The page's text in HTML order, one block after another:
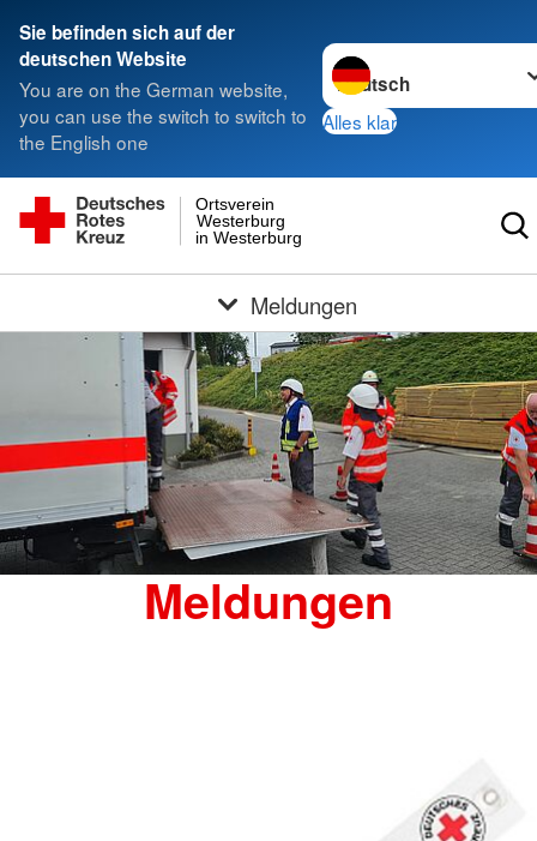
Sie befinden sich auf der
deutschen Website
You are on the German website,
you can use the switch to switch to
the English one
Sprache wechseln zu
Alles klar
in Westerburg
Westerburg
Ortsverein
Meldungen
Meldungen